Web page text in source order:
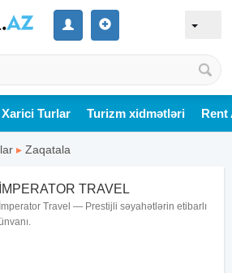
Xarici Turlar Turizm xidmətləri Rent
▸ Zaqatala
İMPERATOR TRAVEL
İmperator Travel — Prestijli səyahətlərin etibarlı